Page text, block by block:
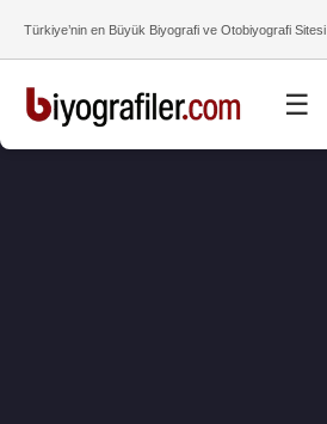
Türkiye’nin en Büyük Biyografi ve Otobiyografi Sitesi
☰